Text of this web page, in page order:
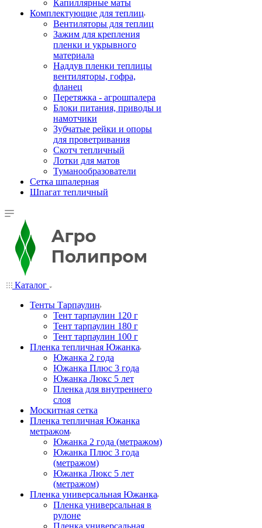
Капиллярные маты
Комплектующие для теплиц
Вентиляторы для теплиц
Зажим для крепления
пленки и укрывного
материала
Наддув пленки теплицы
вентиляторы, гофра,
фланец
Перетяжка - агрошпалера
Блоки питания, приводы и
намотчики
Зубчатые рейки и опоры
для проветривания
Скотч тепличный
Лотки для матов
Туманообразователи
Сетка шпалерная
Шпагат тепличный
Каталог
Тенты Тарпаулин
Тент тарпаулин 120 г
Тент тарпаулин 180 г
Тент тарпаулин 100 г
Пленка тепличная Южанка
Южанка 2 года
Южанка Плюс 3 года
Южанка Люкс 5 лет
Пленка для внутреннего
слоя
Москитная сетка
Пленка тепличная Южанка
метражом
Южанка 2 года (метражом)
Южанка Плюс 3 года
(метражом)
Южанка Люкс 5 лет
(метражом)
Пленка универсальная Южанка
Пленка универсальная в
рулоне
Пленка универсальная